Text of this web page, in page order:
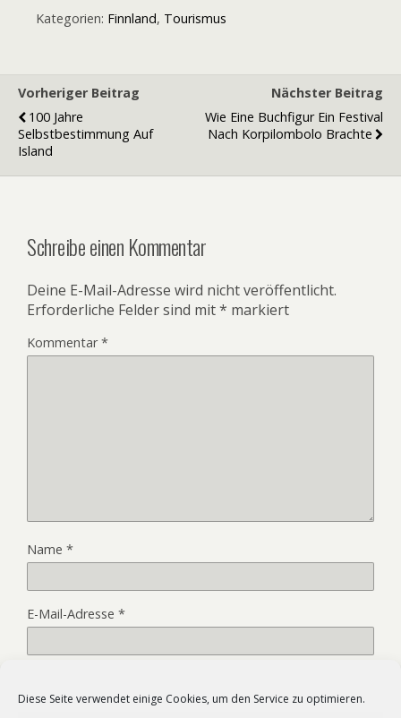
Diese Seite verwendet einige Cookies, um den Service zu optimieren.
Kategorien: Finnland, Tourismus
Vorheriger Beitrag
100 Jahre
Selbstbestimmung Auf
Island
Nächster Beitrag
Wie Eine Buchfigur Ein Festival
Nach Korpilombolo Brachte
Schreibe einen Kommentar
Deine E-Mail-Adresse wird nicht veröffentlicht.
Erforderliche Felder sind mit* markiert
Kommentar*
Name *
E-Mail-Adresse *